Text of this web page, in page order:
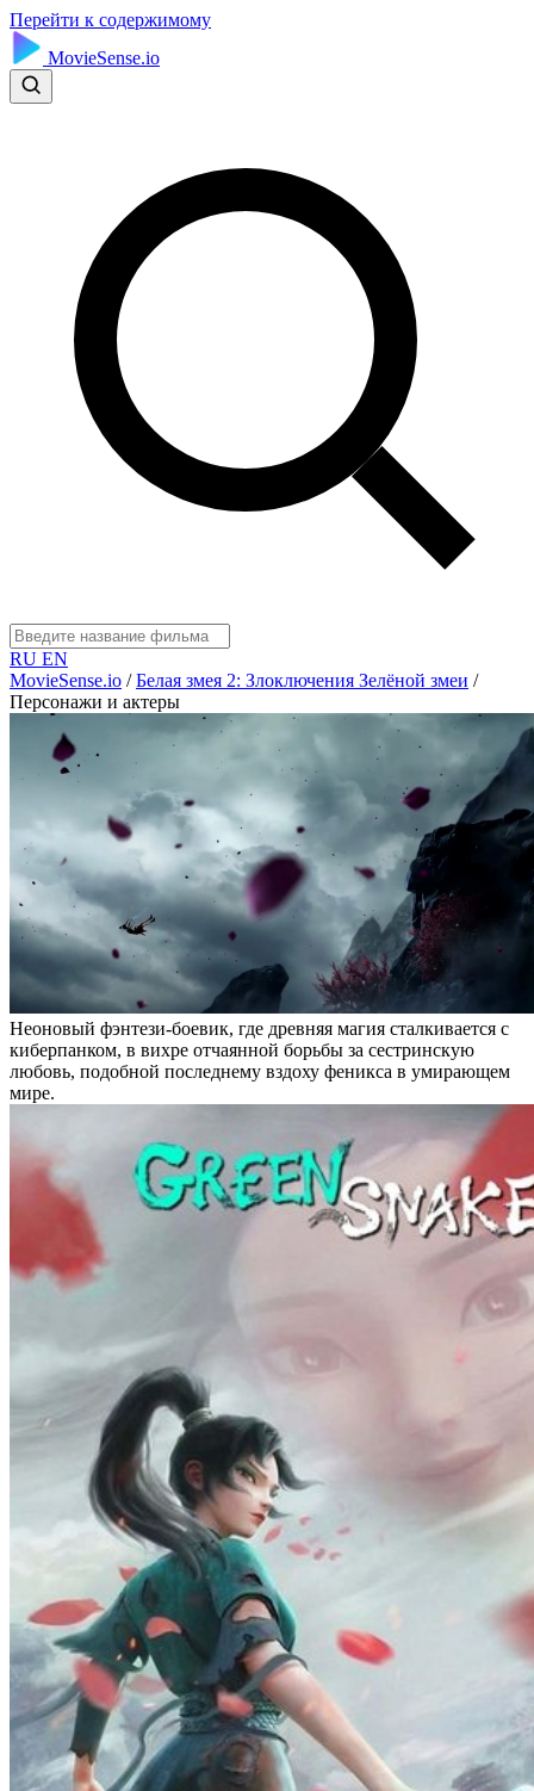
Перейти к содержимому
MovieSense.io
RU EN
MovieSense.io / Белая змея 2: Злоключения Зелёной змеи /
Персонажи и актеры
Неоновый фэнтези-боевик, где древняя магия сталкивается с
киберпанком, в вихре отчаянной борьбы за сестринскую
любовь, подобной последнему вздоху феникса в умирающем
мире.